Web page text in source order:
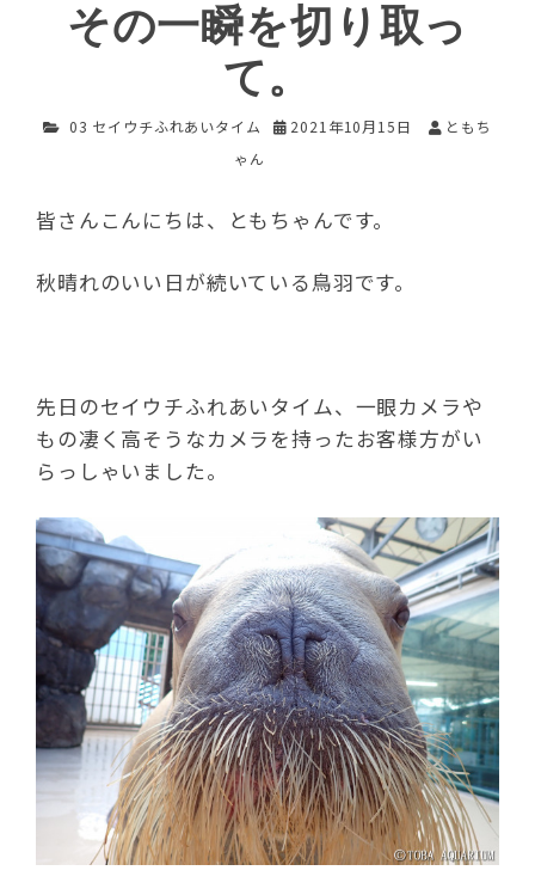
その一瞬を切り取っ
て。
03 セイウチふれあいタイム 2021年10月15日
ともち
ゃん
皆さんこんにちは、ともちゃんです。
秋晴れのいい日が続いている鳥羽です。
先日のセイウチふれあいタイム、一眼カメラや
もの凄く高そうなカメラを持ったお客様方がい
らっしゃいました。